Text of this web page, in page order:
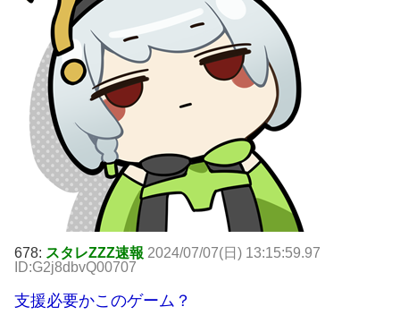
678: スタレZZZ速報 2024/07/07(日) 13:15:59.97
ID:G2j8dbvQ00707
支援必要かこのゲーム？